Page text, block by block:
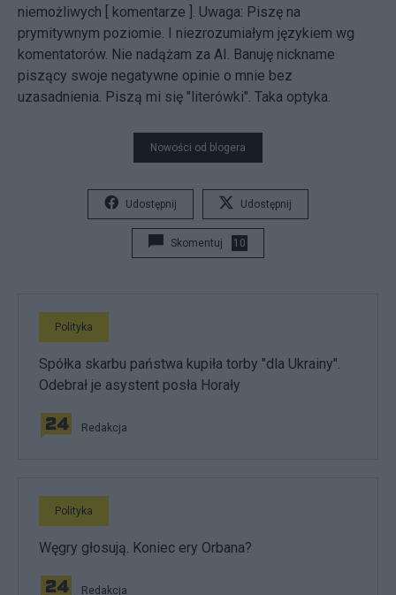
niemożliwych [ komentarze ]. Uwaga: Piszę na
prymitywnym poziomie. I niezrozumiałym językiem wg
komentatorów. Nie nadążam za AI. Banuję nickname
piszący swoje negatywne opinie o mnie bez
uzasadnienia. Piszą mi się "literówki". Taka optyka.
Nowości od blogera
Udostępnij Udostępnij
Skomentuj 10
Polityka
Spółka skarbu państwa kupiła torby "dla Ukrainy".
Odebrał je asystent posła Horały
Redakcja
Polityka
Węgry głosują. Koniec ery Orbana?
Redakcja